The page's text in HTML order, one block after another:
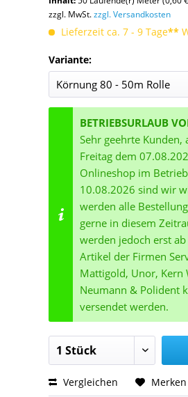
zzgl. MwSt.zzgl. Versandkosten
Lieferzeit ca. 7 - 9 Tage**
Variante:
BETRIEBSURLAUB
Sehr geehrte
Freitag dem
Onlineshop im
10.08.2026 sind wir
werden alle
gerne in diesem
werden jedoch erst
Artikel der Firmen
Mattigold, Unor, Kern
Neumann & Polident
versendet werden.
Vergleichen Merken